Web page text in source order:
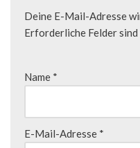
Deine E-Mail-Adresse
Erforderliche Felder
Name *
E-Mail-Adresse *